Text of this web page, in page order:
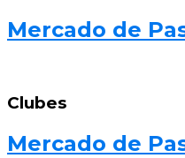
Mercado de
Clubes
Mercado de